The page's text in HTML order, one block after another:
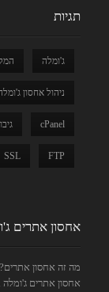
תגיות
ג'ומלה
ניהול אחסון
cPanel
FTP
SSL
אחסון אתרים
מה זה אחסון אתרים?
אחסון אתרים ג'ומלה cloudlinux